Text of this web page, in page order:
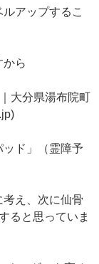
アップするこ
から
大分県湯布院町
ド」（霊障予
え、次に仙骨
ると思っていま